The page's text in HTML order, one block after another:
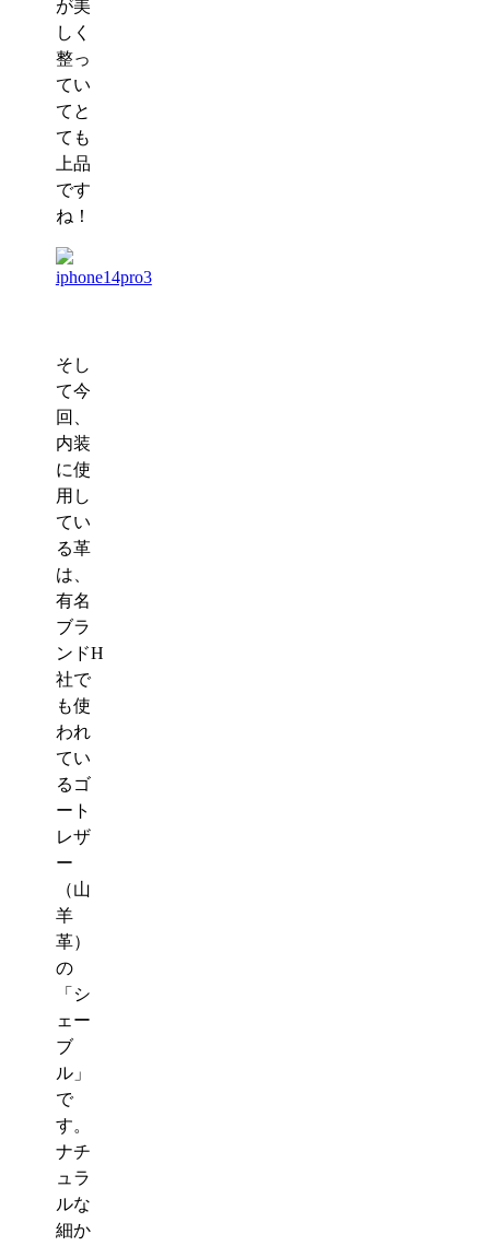
が美
しく
整っ
てい
てと
ても
上品
です
ね！
そし
て今
回、
内装
に使
用し
てい
る革
は、
有名
ブラ
ンドH
社で
も使
われ
てい
るゴ
ート
レザ
ー
（山
羊
革）
の
「シ
ェー
ブ
ル」
で
す。
ナチ
ュラ
ルな
細か